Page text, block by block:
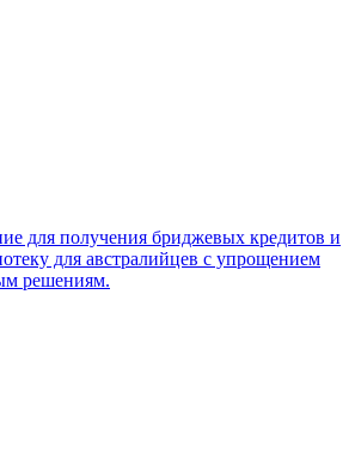
для получения бриджевых кредитов и
для австралийцев с упрощением
решениям.